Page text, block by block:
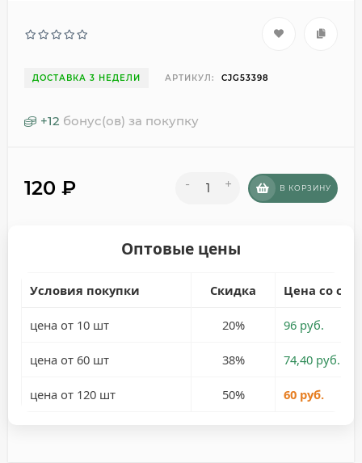
ДОСТАВКА 3 НЕДЕЛИ АРТИКУЛ: CJG53398
+12 бонус(ов) за покупку
120 ₽ - + В КОРЗИНУ
Оптовые цены
Условия покупки Скидка Цена со
цена от 10 шт 20% 96 руб.
цена от 60 шт 38% 74,40 руб.
цена от 120 шт 50% 60 руб.